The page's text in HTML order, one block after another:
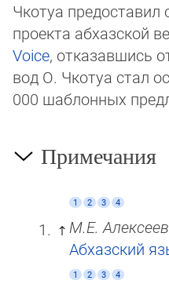
Чкотуа пре­до­ста­вил
проекта абхазской
Voice, от­ка­зав­шись
вод О. Чкотуа стал
000 шаблонных
Примечания
1 2 3 4
М.Е.
Абхазский
1 2 3 4